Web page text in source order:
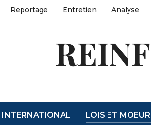
Reportage Entretien Analyse
INTERNATIONAL LOIS ET